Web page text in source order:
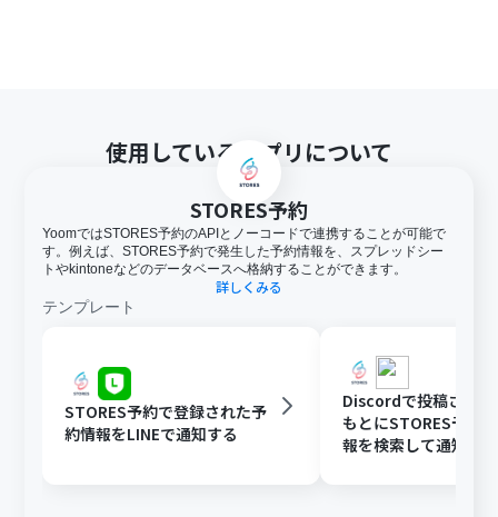
使用しているアプリについて
STORES予約
YoomではSTORES予約のAPIとノーコードで連携することが可能で
す。例えば、STORES予約で発生した予約情報を、スプレッドシー
トやkintoneなどのデータベースへ格納することができます。
詳しくみる
テンプレート
STORES予約で登録された予
約情報をLINEで通知する
Discordで投稿され
もとにSTORES予約
報を検索して通知する